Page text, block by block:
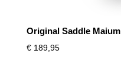
Original Saddle Maium
€189,95